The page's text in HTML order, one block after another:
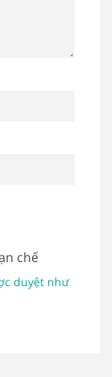
chế
duyệt như